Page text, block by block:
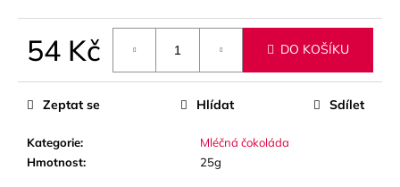
54 Kč DO KOŠÍKU
Kategorie:
Mléčná čokoláda
Hmotnost: 25g
Zeptat se Hlídat Sdílet
HLEDAT
D
o
p